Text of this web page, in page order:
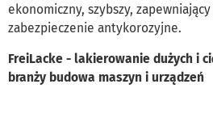
ekonomiczny, szybszy,
zabezpieczenie antykorozyjne.
FreiLacke - lakierowanie dużych i
branży budowa maszyn i urządzeń